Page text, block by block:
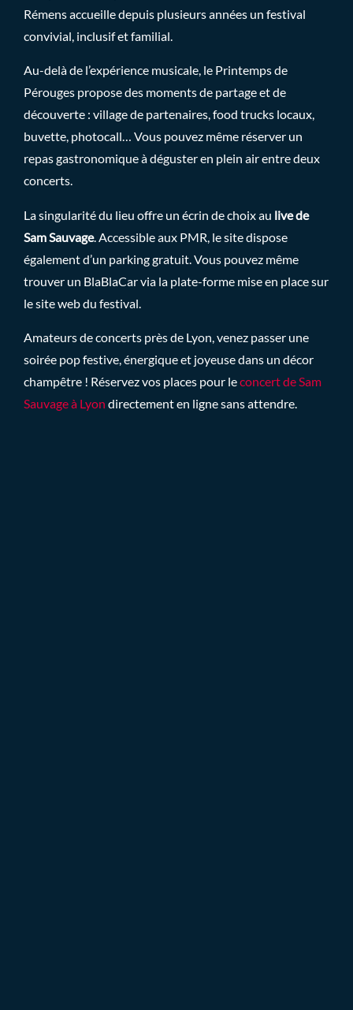
Rémens accueille depuis plusieurs années un festival
convivial, inclusif et familial.
Au-delà de l’expérience musicale, le Printemps de
Pérouges propose des moments de partage et de
découverte : village de partenaires, food trucks locaux,
buvette, photocall… Vous pouvez même réserver un
repas gastronomique à déguster en plein air entre deux
concerts.
La singularité du lieu offre un écrin de choix au live de
Sam Sauvage. Accessible aux PMR, le site dispose
également d’un parking gratuit. Vous pouvez même
trouver un BlaBlaCar via la plate-forme mise en place sur
le site web du festival.
Amateurs de concerts près de Lyon, venez passer une
soirée pop festive, énergique et joyeuse dans un décor
champêtre ! Réservez vos places pour leconcert de Sam
Sauvage à Lyon directement en ligne sans attendre.